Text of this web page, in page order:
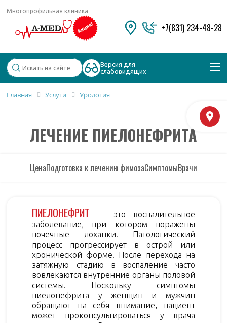
Многопрофильная клиника
Версия для
слабовидящих
+7(831) 234-48-28
Дерматолог
Косметология
Главная Услуги Урология
ЛЕЧЕНИЕ ПИЕЛОНЕФРИТА
ЦенаПодготовка к лечению фимозаСимптомыВрачи
ПИЕЛОНЕФРИТ — это воспалительное
заболевание, при котором поражены
почечные лоханки. Патологический
процесс прогрессирует в острой или
хронической форме. После перехода на
затяжную стадию в воспаление часто
вовлекаются внутренние органы половой
системы. Поскольку симптомы
пиелонефрита у женщин и мужчин
обращают на себя внимание, пациент
может проконсультироваться у врача